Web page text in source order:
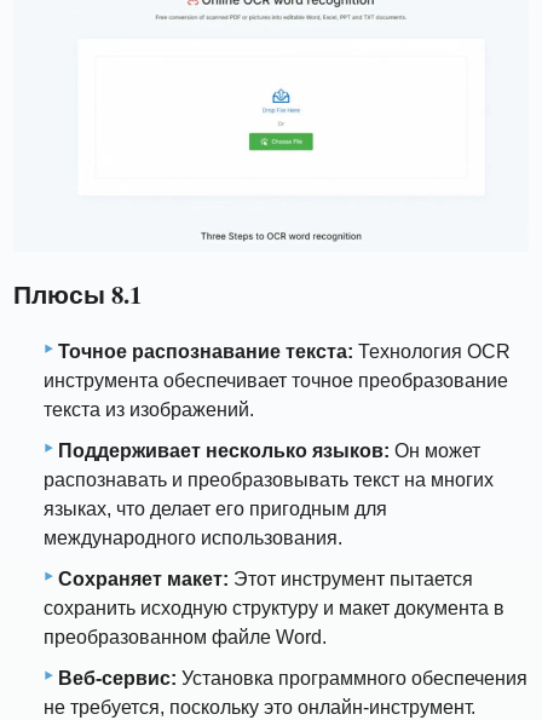
Плюсы 8.1
Точное распознавание текста: Технология OCR
инструмента обеспечивает точное преобразование
текста из изображений.
Поддерживает несколько языков: Он может
распознавать и преобразовывать текст на многих
языках, что делает его пригодным для
международного использования.
Сохраняет макет: Этот инструмент пытается
сохранить исходную структуру и макет документа в
преобразованном файле Word.
Веб-сервис: Установка программного обеспечения
не требуется, поскольку это онлайн-инструмент.